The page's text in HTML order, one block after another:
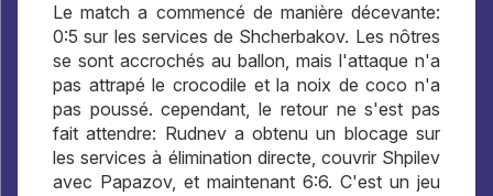
Le match a commencé de manière décevante:
0:5 sur les services de Shcherbakov. Les nôtres
se sont accrochés au ballon, mais l'attaque n'a
pas attrapé le crocodile et la noix de coco n'a
pas poussé. cependant, le retour ne s'est pas
fait attendre: Rudnev a obtenu un blocage sur
les services à élimination directe, couvrir Shpilev
avec Papazov, et maintenant 6:6. C'est un jeu